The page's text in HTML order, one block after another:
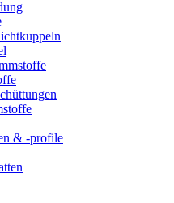
& -profile